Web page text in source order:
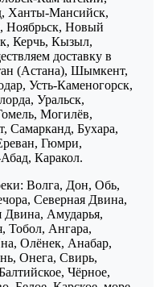
Ханты-Мансийск,
Ноябрьск, Новый
Керчь, Кызыл,
доставку в
(Астана), Шымкент,
Усть-Каменогорск,
Уральск,
Могилёв,
Самарканд, Бухара,
Гюмри,
Каракол.
Волга, Дон, Обь,
Северная Двина,
Двина, Амударья,
Тобол, Ангара,
Олёнек, Анабар,
Онега, Свирь,
Чёрное,